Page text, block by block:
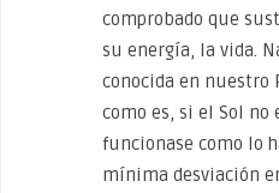
comprobado que
su energía, la vida.
conocida en nuestro
como es, si el Sol no
funcionase como lo
mínima desviación